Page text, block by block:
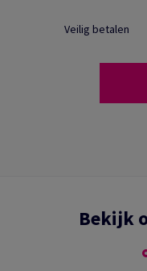
Veilig betalen
Bekijk